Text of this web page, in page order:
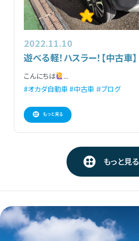
2022.11.10
遊べる軽！ハスラー！【中古車】
こんにちは
...
#オカダ自動車 #中古車 ＃ブログ
もっと見る
もっと見る